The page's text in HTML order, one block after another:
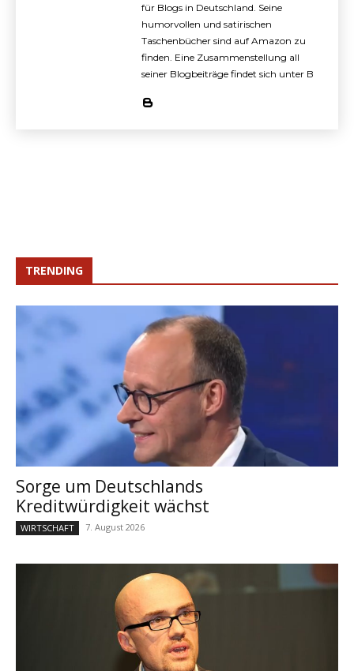
für Blogs in Deutschland. Seine
humorvollen und satirischen
Taschenbücher sind auf Amazon zu
finden. Eine Zusammenstellung all
seiner Blogbeiträge findet sich unter B
TRENDING
Sorge um Deutschlands
Kreditwürdigkeit wächst
WIRTSCHAFT 7. August 2026